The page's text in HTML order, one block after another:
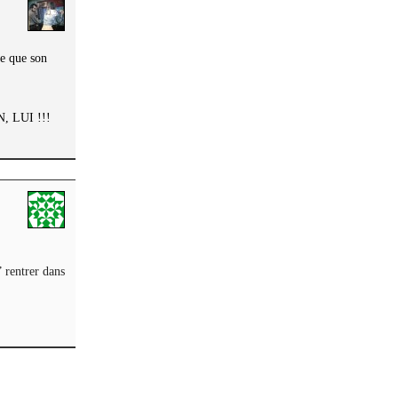
que son
LUI !!!
rentrer dans